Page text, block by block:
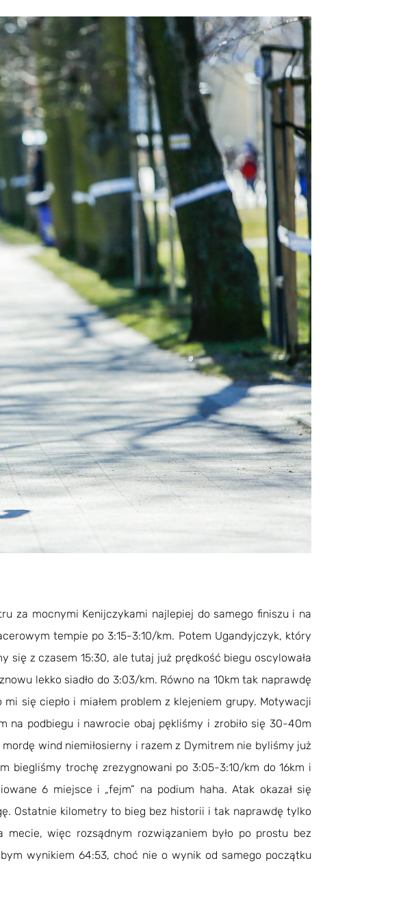
za mocnymi Kenijczykami najlepiej do samego finiszu i na
tempie po 3:15-3:10/km. Potem Ugandyjczyk, który
się z czasem 15:30, ale tutaj już prędkość biegu oscylowała
lekko siadło do 3:03/km. Równo na 10km tak naprawdę
się ciepło i miałem problem z klejeniem grupy. Motywacji
na podbiegu i nawrocie obaj pękliśmy i zrobiło się 30-40m
wind niemiłosierny i razem z Dymitrem nie byliśmy już
biegliśmy trochę zrezygnowani po 3:05-3:10/km do 16km i
6 miejsce i „fejm” na podium haha. Atak okazał się
Ostatnie kilometry to bieg bez historii i tak naprawdę tylko
więc rozsądnym rozwiązaniem było po prostu bez
wynikiem 64:53, choć nie o wynik od samego początku